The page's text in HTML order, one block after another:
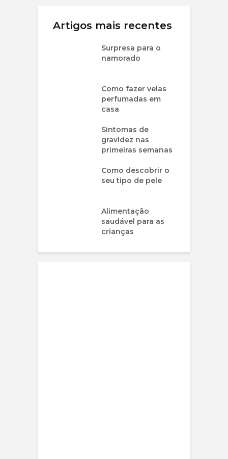
Artigos mais recentes
Surpresa para o
namorado
Como fazer velas
perfumadas em
casa
Sintomas de
gravidez nas
primeiras semanas
Como descobrir o
seu tipo de pele
Alimentação
saudável para as
crianças